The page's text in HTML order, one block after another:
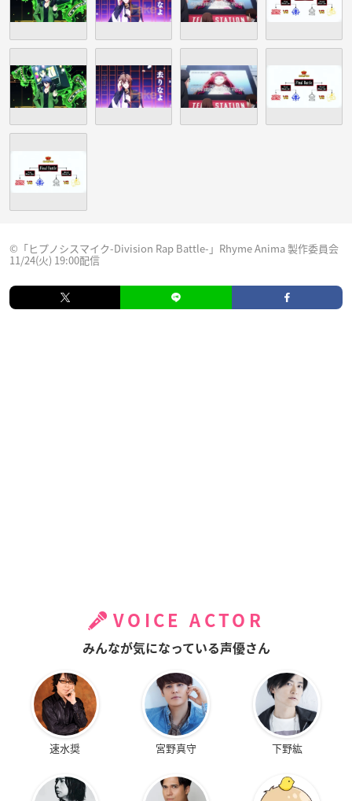
©「ヒプノシスマイク-Division Rap Battle-」Rhyme Anima 製作委員会
11/24(火) 19:00配信
VOICE ACTOR
みんなが気になっている声優さん
速水奨 宮野真守 下野紘